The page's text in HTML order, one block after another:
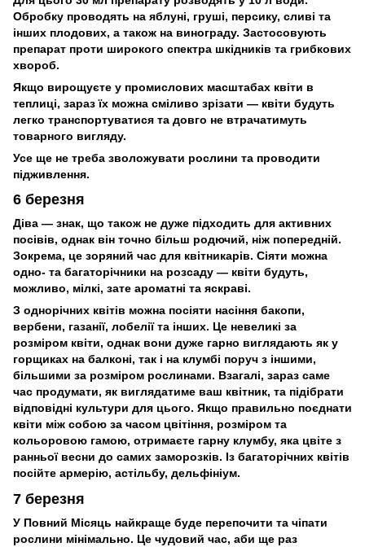
Обробку проводять на яблуні, груші, персику, сливі та
інших плодових, а також на винограду. Застосовують
препарат проти широкого спектра шкідників та грибкових
хвороб.
Якщо вирощуєте у промислових масштабах квіти в
теплиці, зараз їх можна сміливо зрізати — квіти будуть
легко транспортуватися та довго не втрачатимуть
товарного вигляду.
Усе ще не треба зволожувати рослини та проводити
підживлення.
6 березня
Діва — знак, що також не дуже підходить для активних
посівів, однак він точно більш родючий, ніж попередній.
Зокрема, це зоряний час для квітникарів. Сіяти можна
одно- та багаторічники на розсаду — квіти будуть,
можливо, мілкі, зате ароматні та яскраві.
З однорічних квітів можна посіяти насіння бакопи,
вербени, газанії, лобелії та інших. Це невеликі за
розміром квіти, однак вони дуже гарно виглядають як у
горщиках на балконі, так і на клумбі поруч з іншими,
більшими за розміром рослинами. Взагалі, зараз саме
час продумати, як виглядатиме ваш квітник, та підібрати
відповідні культури для цього. Якщо правильно поєднати
квіти між собою за часом цвітіння, розміром та
кольоровою гамою, отримаєте гарну клумбу, яка цвіте з
ранньої весни до самих заморозків. Із багаторічних квітів
посійте армерію, астільбу, дельфініум.
7 березня
У Повний Місяць найкраще буде перепочити та чіпати
рослини мінімально. Це чудовий час, аби ще раз